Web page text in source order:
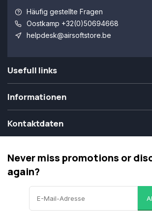
Häufig gestellte Fragen
Oostkamp +32(0)50694668
helpdesk@airsoftstore.be
Usefull links
Informationen
Kontaktdaten
Never miss promotions or
again?